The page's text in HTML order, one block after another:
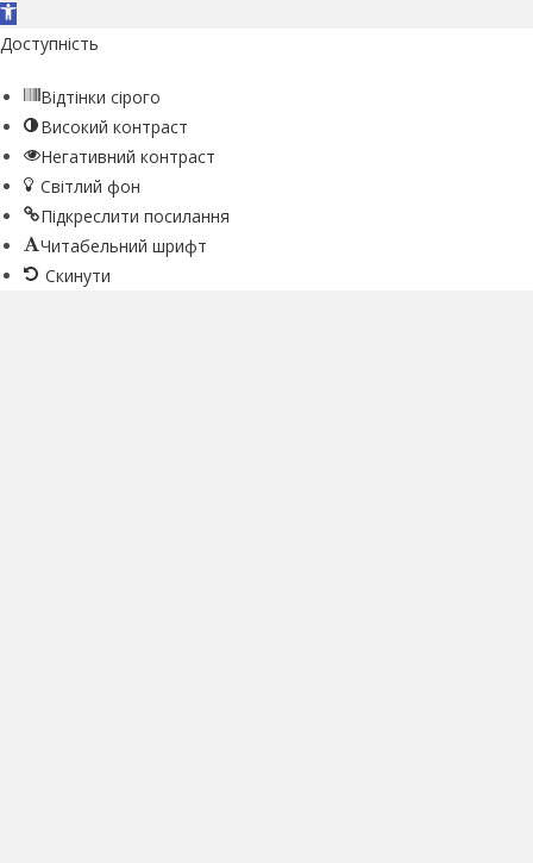
Відкрити Панель інструментів
Доступність
Відтінки сірого
Високий контраст
Негативний контраст
Світлий фон
Підкреслити посилання
Читабельний шрифт
Скинути